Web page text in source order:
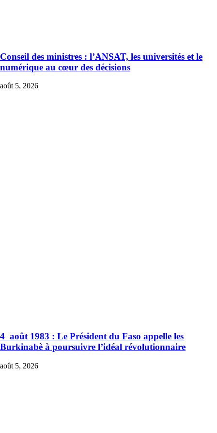
Conseil des ministres : l’ANSAT, les universités et le
numérique au cœur des décisions
août 5, 2026
4 août 1983 : Le Président du Faso appelle les
Burkinabè à poursuivre l’idéal révolutionnaire
août 5, 2026